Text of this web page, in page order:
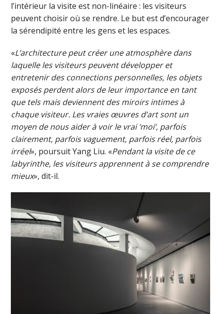
l’intérieur la visite est non-linéaire : les visiteurs
peuvent choisir où se rendre. Le but est d’encourager
la sérendipité entre les gens et les espaces.
«L’architecture peut créer une atmosphère dans
laquelle les visiteurs peuvent développer et
entretenir des connections personnelles, les objets
exposés perdent alors de leur importance en tant
que tels mais deviennent des miroirs intimes à
chaque visiteur. Les vraies œuvres d’art sont un
moyen de nous aider à voir le vrai ‘moi’, parfois
clairement, parfois vaguement, parfois réel, parfois
irréel», poursuit Yang Liu. «Pendant la visite de ce
labyrinthe, les visiteurs apprennent à se comprendre
mieux», dit-il.